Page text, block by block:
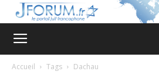
Accueil Tags Dachau